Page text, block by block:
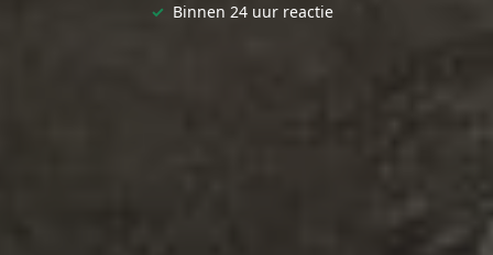
✓ Binnen 24 uur reactie